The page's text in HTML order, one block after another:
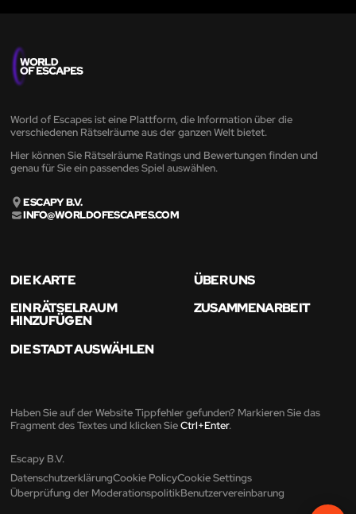
World of Escapes ist eine Plattform, die Information über die
verschiedenen Rätselräume aus der ganzen Welt bietet.
Hier können Sie Rätselräume Ratings und Bewertungen finden und
genau für Sie ein passendes Spiel auswählen.
ESCAPY B.V.
INFO@WORLDOFESCAPES.COM
DIE KARTE
ÜBER UNS
EIN RÄTSELRAUM
HINZUFÜGEN
ZUSAMMENARBEIT
DIE STADT AUSWÄHLEN
Haben Sie auf der Website Tippfehler gefunden? Markieren Sie das
Fragment des Textes und klicken SieCtrl+Enter.
Escapy B.V.
DatenschutzerklärungCookie PolicyCookie Settings
Überprüfung der ModerationspolitikBenutzervereinbarung